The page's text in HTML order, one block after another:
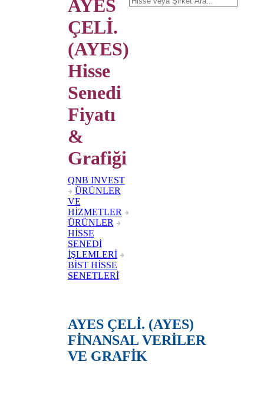
AYES
ÇELİ.
(AYES)
Hisse
Senedi
Fiyatı
&
Grafiği
QNB INVEST
ÜRÜNLER
VE
HİZMETLER
ÜRÜNLER
HİSSE
SENEDİ
İŞLEMLERİ
BİST HİSSE
SENETLERİ
AYES ÇELİ. (AYES)
FİNANSAL VERİLER
VE GRAFİK